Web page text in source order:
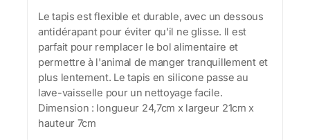
Le tapis est flexible et durable, avec un dessous
antidérapant pour éviter qu'il ne glisse. Il est
parfait pour remplacer le bol alimentaire et
permettre à l'animal de manger tranquillement et
plus lentement. Le tapis en silicone passe au
lave-vaisselle pour un nettoyage facile.
Dimension : longueur 24,7cm x largeur 21cm x
hauteur 7cm